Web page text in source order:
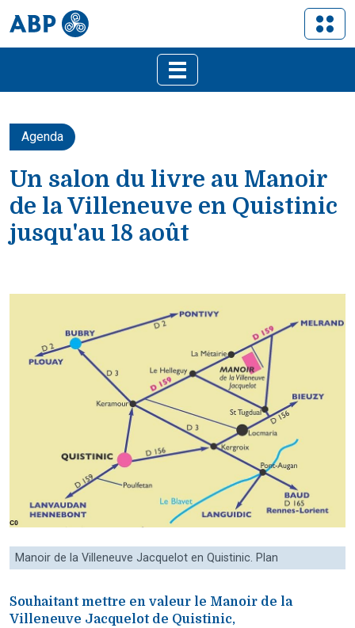
Agenda
Un salon du livre au Manoir
de la Villeneuve en Quistinic
jusqu'au 18 août
Manoir de la Villeneuve Jacquelot en Quistinic. Plan
Souhaitant mettre en valeur le Manoir de la
Villeneuve Jacquelot de Quistinic,